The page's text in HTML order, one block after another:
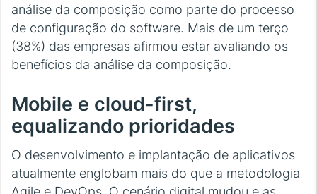
análise da composição como parte do processo
de configuração do software. Mais de um terço
(38%) das empresas afirmou estar avaliando os
benefícios da análise da composição.
Mobile e cloud-first,
equalizando prioridades
O desenvolvimento e implantação de aplicativos
atualmente englobam mais do que a metodologia